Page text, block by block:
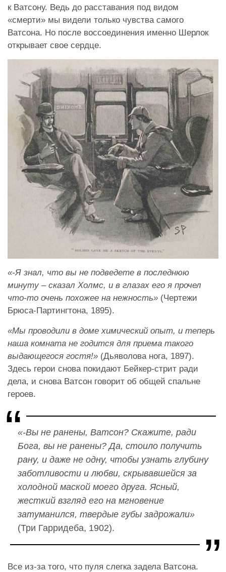
к Ватсону. Ведь до расставания под видом
«смерти» мы видели только чувства самого
Ватсона. Но после воссоединения именно Шерлок
открывает свое сердце.
«-Я знал, что вы не подведете в последнюю
минуту – сказал Холмс, и в глазах его я прочел
что-то очень похожее на нежность» (Чертежи
Брюса-Партингтона, 1895).
«Мы проводили в доме химический опыт, и теперь
наша комната не годится для приема такого
выдающегося гостя!» (Дьяволова нога, 1897).
Здесь герои снова покидают Бейкер-стрит ради
дела, и снова Ватсон говорит об общей спальне
героев.
«-Вы не ранены, Ватсон? Скажите, ради
Бога, вы не ранены? Да, стоило получить
рану, и даже не одну, чтобы узнать глубину
заботливости и любви, скрывавшейся за
холодной маской моего друга. Ясный,
жесткий взгляд его на мгновение
затуманился, твердые губы задрожали»
(Три Гарридеба, 1902).
Все из-за того, что пуля слегка задела Ватсона.